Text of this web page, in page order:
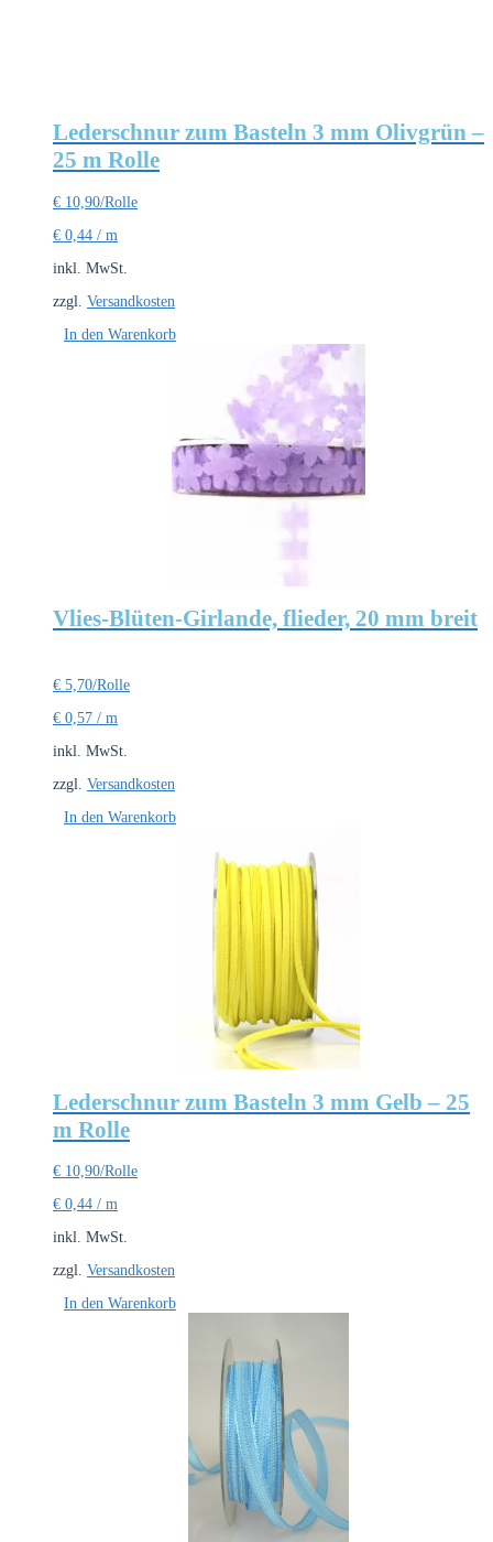
Lederschnur zum Basteln 3 mm Olivgrün –
25 m Rolle
€ 10,90/Rolle
€ 0,44 / m
inkl. MwSt.
zzgl. Versandkosten
In den Warenkorb
Vlies-Blüten-Girlande, flieder, 20 mm breit
€ 5,70/Rolle
€ 0,57 / m
inkl. MwSt.
zzgl. Versandkosten
In den Warenkorb
Lederschnur zum Basteln 3 mm Gelb – 25
m Rolle
€ 10,90/Rolle
€ 0,44 / m
inkl. MwSt.
zzgl. Versandkosten
In den Warenkorb